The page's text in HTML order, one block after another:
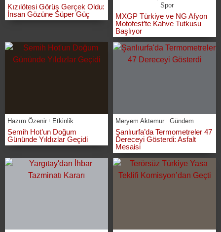
Kızılötesi Görüş Gerçek Oldu:
İnsan Gözüne Süper Güç
Spor
MXGP Türkiye ve NG Afyon
Motofest’te Kahve Tutkusu
Başlıyor
Hazım Özenir Etkinlik
Semih Hot’un Doğum
Gününde Yıldızlar Geçidi
Meryem Aktemur Gündem
Şanlıurfa’da Termometreler 47
Dereceyi Gösterdi: Asfalt
Mesaisi